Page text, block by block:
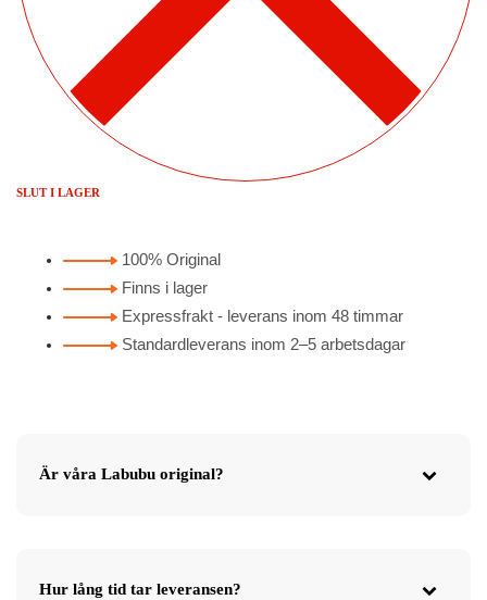
SLUT I LAGER
100% Original
Finns i lager
Expressfrakt - leverans inom 48 timmar
Standardleverans inom 2–5 arbetsdagar
Är våra Labubu original?
Hur lång tid tar leveransen?